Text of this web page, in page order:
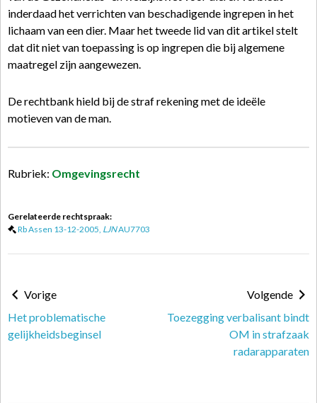
inderdaad het verrichten van beschadigende ingrepen in het
lichaam van een dier. Maar het tweede lid van dit artikel stelt
dat dit niet van toepassing is op ingrepen die bij algemene
maatregel zijn aangewezen.
De rechtbank hield bij de straf rekening met de ideële
motieven van de man.
Rubriek: Omgevingsrecht
Gerelateerde rechtspraak:
Rb Assen 13-12-2005, LJNAU7703
Vorige
Het problematische
gelijkheidsbeginsel
Volgende
Toezegging verbalisant bindt
OM in strafzaak
radarapparaten